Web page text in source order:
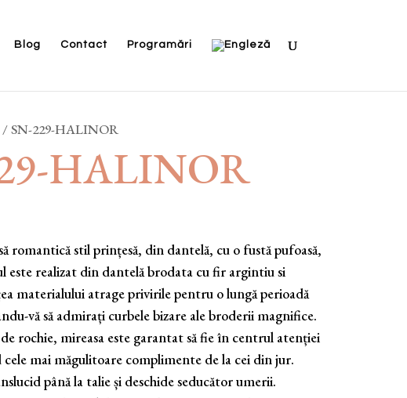
Blog Contact Programări
/ SN-229-HALINOR
HALINOR
romantică stil prințesă, din dantelă, cu o fustă pufoasă,
este realizat din dantelă brodata cu fir argintiu si
materialului atrage privirile pentru o lungă perioadă
vă să admirați curbele bizare ale broderii magnifice.
rochie, mireasa este garantat să fie în centrul atenției
mai măgulitoare complimente de la cei din jur.
până la talie și deschide seducător umerii.